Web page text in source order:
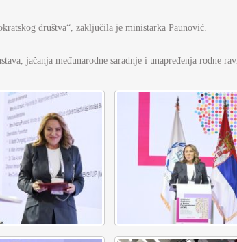
društva“, zaključila je ministarka Paunović.
jačanja međunarodne saradnje i unapređenja rodne